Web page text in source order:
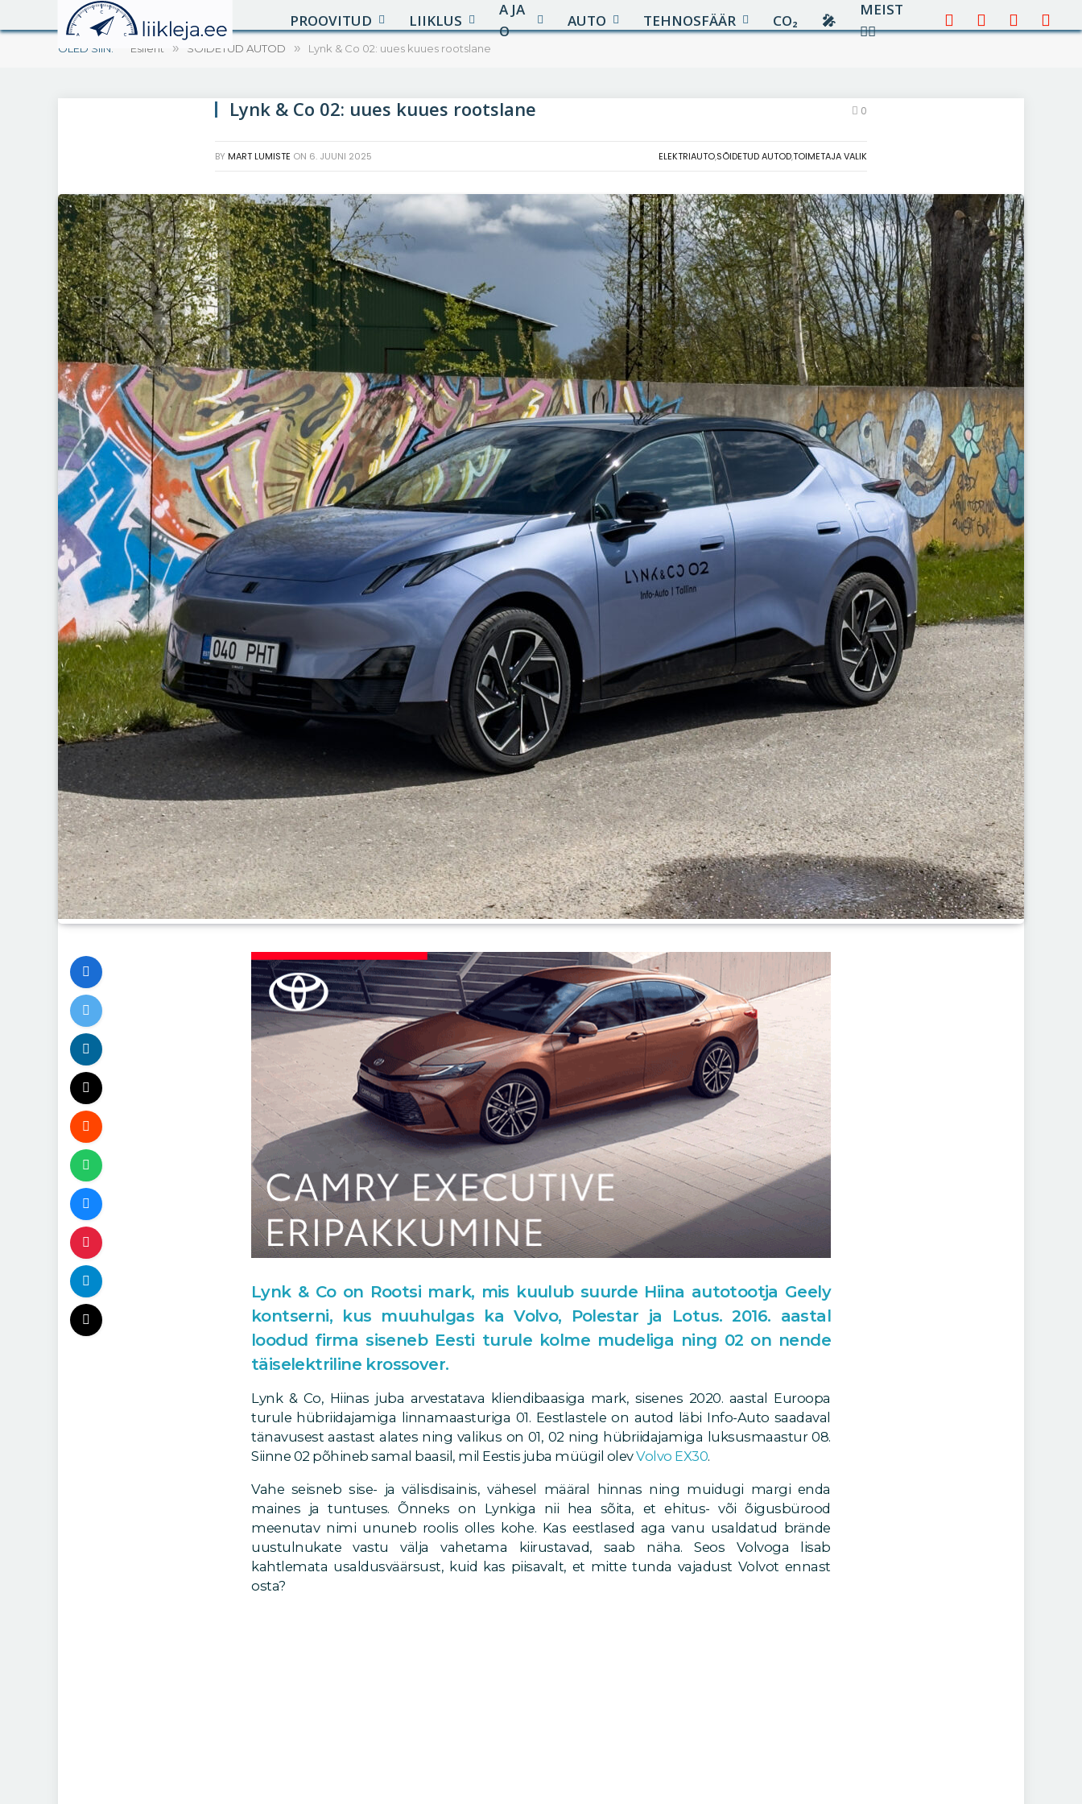
PROOVITUD LIIKLUS
A JA
O
AUTO TEHNOSFÄÄR CO₂ 🎤︎︎
MEIST
✍🏻
Facebook
X
Instagram
OLED SIIN: Esileht » SÕIDETUD AUTOD » Lynk & Co 02: uues kuues rootslane
Lynk & Co 02: uues kuues rootslane 0
BY MART LUMISTE ON 6. JUUNI 2025 ELEKTRIAUTO,SÕIDETUD AUTOD,TOIMETAJA VALIK
Lynk & Co on Rootsi mark, mis kuulub suurde Hiina autotootja Geely
kontserni, kus muuhulgas ka Volvo, Polestar ja Lotus. 2016. aastal
loodud firma siseneb Eesti turule kolme mudeliga ning 02 on nende
täiselektriline krossover.
Lynk & Co, Hiinas juba arvestatava kliendibaasiga mark, sisenes 2020. aastal Euroopa
turule hübriidajamiga linnamaasturiga 01. Eestlastele on autod läbi Info-Auto saadaval
tänavusest aastast alates ning valikus on 01, 02 ning hübriidajamiga luksusmaastur 08.
Siinne 02 põhineb samal baasil, mil Eestis juba müügil olevVolvo EX30.
Vahe seisneb sise- ja välisdisainis, vähesel määral hinnas ning muidugi margi enda
maines ja tuntuses. Õnneks on Lynkiga nii hea sõita, et ehitus- või õigusbürood
meenutav nimi ununeb roolis olles kohe. Kas eestlased aga vanu usaldatud brände
uustulnukate vastu välja vahetama kiirustavad, saab näha. Seos Volvoga lisab
kahtlemata usaldusväärsust, kuid kas piisavalt, et mitte tunda vajadust Volvot ennast
osta?